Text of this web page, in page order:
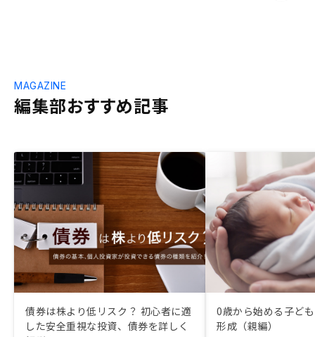
編集部おすすめ記事
MAGAZINE
債券は株より低リスク？ 初心者に適
した安全重視な投資、債券を詳しく
0歳から始める子ど
形成（親編）